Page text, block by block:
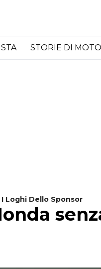
STORIE DI MOTO
Loghi Dello Sponsor